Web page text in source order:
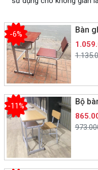
Bàn
-6%
Bộ
-11%